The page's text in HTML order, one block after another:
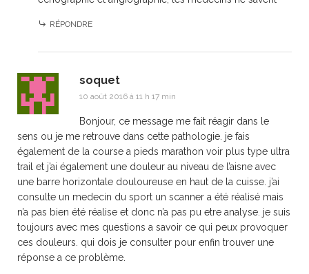
RÉPONDRE
soquet
10 août 2016 à 11 h 17 min
Bonjour, ce message me fait réagir dans le
sens ou je me retrouve dans cette pathologie. je fais
également de la course a pieds marathon voir plus type ultra
trail et j’ai également une douleur au niveau de l’aisne avec
une barre horizontale douloureuse en haut de la cuisse. j’ai
consulte un medecin du sport un scanner a été réalisé mais
n’a pas bien été réalise et donc n’a pas pu etre analyse. je suis
toujours avec mes questions a savoir ce qui peux provoquer
ces douleurs. qui dois je consulter pour enfin trouver une
réponse a ce problème.